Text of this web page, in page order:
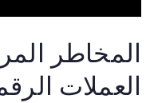
المخاطر
العملات